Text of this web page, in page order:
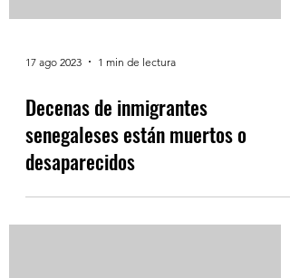
17 ago 2023 1 min de lectura
Decenas de inmigrantes
senegaleses están muertos o
desaparecidos